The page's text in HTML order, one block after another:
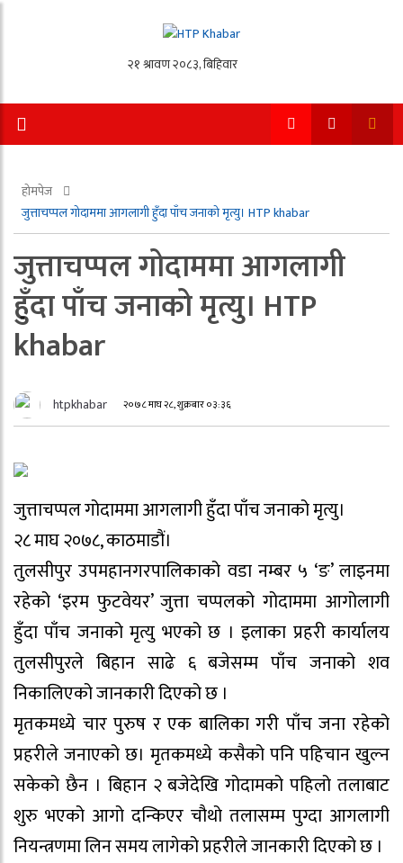
होमपेज
जुत्ताचप्पल गोदाममा आगलागी हुँदा पाँच जनाको मृत्यु। HTP khabar
जुत्ताचप्पल गोदाममा आगलागी
हुँदा पाँच जनाको मृत्यु। HTP
khabar
htpkhabar २०७८ माघ २८, शुक्रबार ०३:३६
जुत्ताचप्पल गोदाममा आगलागी हुँदा पाँच जनाको मृत्यु।
२८ माघ २०७८, काठमाडौं।
तुलसीपुर उपमहानगरपालिकाको वडा नम्बर ५ ‘ङ’ लाइनमा
रहेको ‘इरम फुटवेयर’ जुत्ता चप्पलको गोदाममा आगोलागी
हुँदा पाँच जनाको मृत्यु भएको छ । इलाका प्रहरी कार्यालय
तुलसीपुरले बिहान साढे ६ बजेसम्म पाँच जनाको शव
निकालिएको जानकारी दिएको छ ।
मृतकमध्ये चार पुरुष र एक बालिका गरी पाँच जना रहेको
प्रहरीले जनाएको छ। मृतकमध्ये कसैको पनि पहिचान खुल्न
सकेको छैन । बिहान २ बजेदेखि गोदामको पहिलो तलाबाट
शुरु भएको आगो दन्किएर चौथो तलासम्म पुग्दा आगलागी
नियन्त्रणमा लिन समय लागेको प्रहरीले जानकारी दिएको छ ।